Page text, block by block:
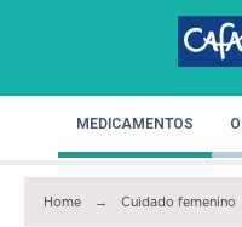
MEDICAMENTOS
Home Cuidado femenino